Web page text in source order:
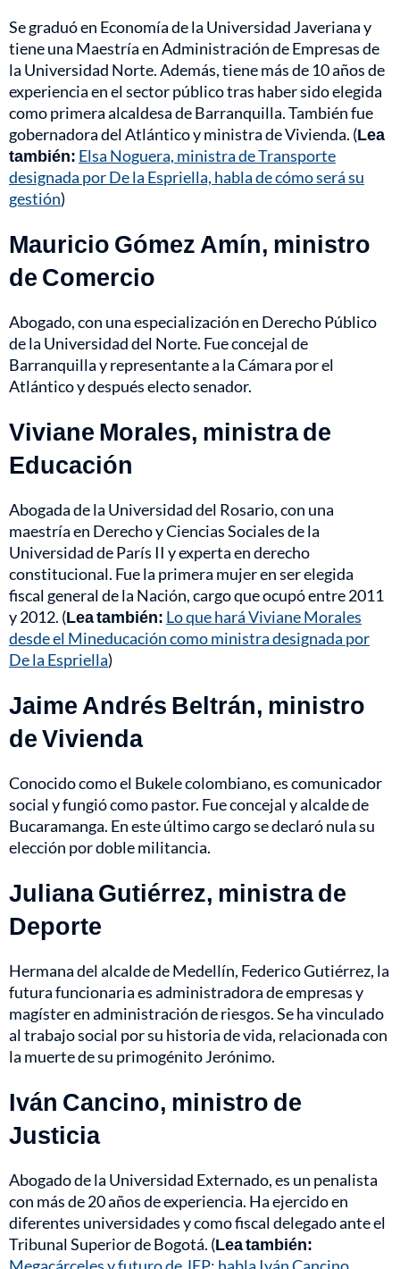
Se graduó en Economía de la Universidad Javeriana y
tiene una Maestría en Administración de Empresas de
la Universidad Norte. Además, tiene más de 10 años de
experiencia en el sector público tras haber sido elegida
como primera alcaldesa de Barranquilla. También fue
gobernadora del Atlántico y ministra de Vivienda. (Lea
también: Elsa Noguera, ministra de Transporte
designada por De la Espriella, habla de cómo será su
gestión)
Mauricio Gómez Amín, ministro
de Comercio
Abogado, con una especialización en Derecho Público
de la Universidad del Norte. Fue concejal de
Barranquilla y representante a la Cámara por el
Atlántico y después electo senador.
Viviane Morales, ministra de
Educación
Abogada de la Universidad del Rosario, con una
maestría en Derecho y Ciencias Sociales de la
Universidad de París II y experta en derecho
constitucional. Fue la primera mujer en ser elegida
fiscal general de la Nación, cargo que ocupó entre 2011
y 2012. (Lea también: Lo que hará Viviane Morales
desde el Mineducación como ministra designada por
De la Espriella)
Jaime Andrés Beltrán, ministro
de Vivienda
Conocido como el Bukele colombiano, es comunicador
social y fungió como pastor. Fue concejal y alcalde de
Bucaramanga. En este último cargo se declaró nula su
elección por doble militancia.
Juliana Gutiérrez, ministra de
Deporte
Hermana del alcalde de Medellín, Federico Gutiérrez, la
futura funcionaria es administradora de empresas y
magíster en administración de riesgos. Se ha vinculado
al trabajo social por su historia de vida, relacionada con
la muerte de su primogénito Jerónimo.
Iván Cancino, ministro de
Justicia
Abogado de la Universidad Externado, es un penalista
con más de 20 años de experiencia. Ha ejercido en
diferentes universidades y como fiscal delegado ante el
Tribunal Superior de Bogotá. (Lea también: